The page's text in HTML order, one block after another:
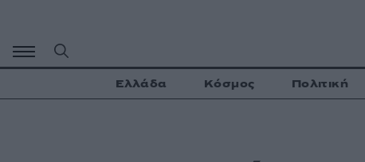
περιεχόμενο
Ελλάδα Κόσμος Πολιτική